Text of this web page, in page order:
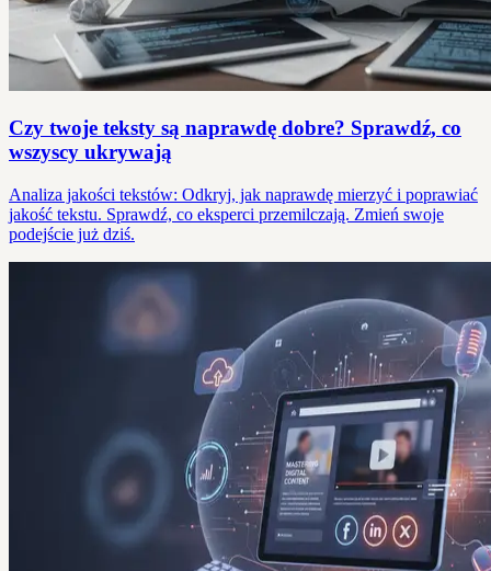
Czy twoje teksty są naprawdę dobre? Sprawdź, co
wszyscy ukrywają
Analiza jakości tekstów: Odkryj, jak naprawdę mierzyć i poprawiać
jakość tekstu. Sprawdź, co eksperci przemilczają. Zmień swoje
podejście już dziś.